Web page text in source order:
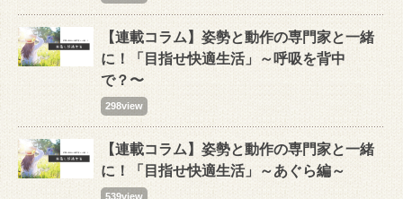
【連載コラム】姿勢と動作の専門家と一緒
に！「目指せ快適生活」～呼吸を背中
で？〜
298view
【連載コラム】姿勢と動作の専門家と一緒
に！「目指せ快適生活」～あぐら編～
539view